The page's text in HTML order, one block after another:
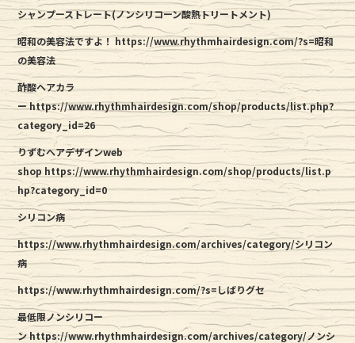
シャンプーストレート(ノンシリコーン酸熱トリートメント)
昭和の美容法ですよ！https://www.rhythmhairdesign.com/?s=昭和
の美容法
酢酸ヘアカラ
ーhttps://www.rhythmhairdesign.com/shop/products/list.php?
category_id=26
りずむヘアデザインweb
shop https://www.rhythmhairdesign.com/shop/products/list.p
hp?category_id=0
シリコン病
https://www.rhythmhairdesign.com/archives/category/シリコン
病
https://www.rhythmhairdesign.com/?s=しばりグセ
最低限ノンシリコー
ン https://www.rhythmhairdesign.com/archives/category/ノンシ